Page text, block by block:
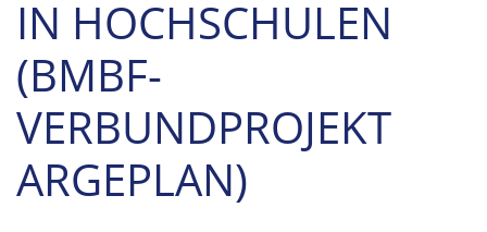
IN HOCHSCHULEN
(BMBF-
VERBUNDPROJEKT
ARGEPLAN)